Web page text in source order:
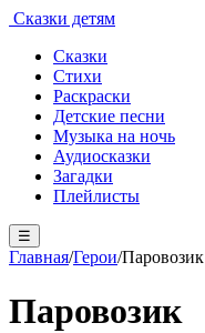
Сказки детям
Сказки
Стихи
Раскраски
Детские песни
Музыка на ночь
Аудиосказки
Загадки
Плейлисты
☰
Главная/Герои/Паровозик
Паровозик